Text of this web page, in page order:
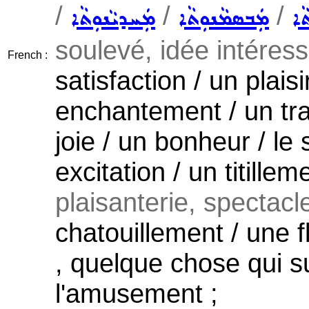
French :
/ ܡܲܚܕܝܵܢܘܼܬܵܐ / ܡܲܒܣܡܵܢܘܼܬܵܐ /
soulevé, idée
satisfaction / un
enchantement / un
joie / un bonheur / le
excitation / un
plaisanterie,
chatouillement / une
, quelque chose qui
l'amusement ;